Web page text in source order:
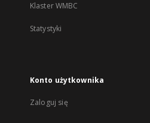
Klaster WMBC
Statystyki
Konto użytkownika
Zaloguj się